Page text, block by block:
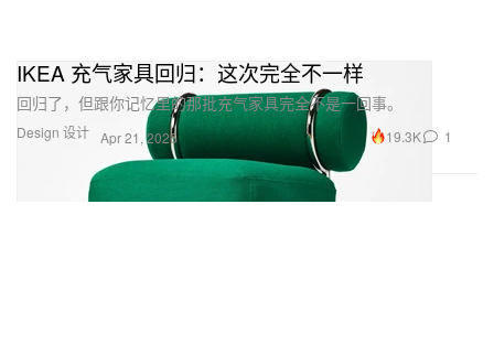
Design 设计
IKEA 充气家具回归：这次完全不一样
回归了，但跟你记忆里的那批充气家具完全不是一回事。
Apr 21, 2026 19.3K 1